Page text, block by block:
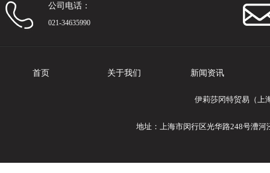
公司电话：
021-34635990
首页 关于我们 新闻资讯
伊莉莎冈特贸易（上
地址：上海市闵行区光华路248号漕